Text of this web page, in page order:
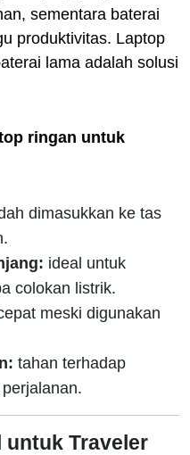
sementara baterai
produktivitas. Laptop
lama adalah solusi
ringan untuk
dimasukkan ke tas
ideal untuk
colokan listrik.
meski digunakan
tahan terhadap
untuk Traveler